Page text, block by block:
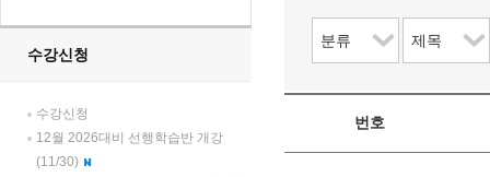
수강신청
수강신청
12월 2026대비 선행학습반 개강
(11/30)